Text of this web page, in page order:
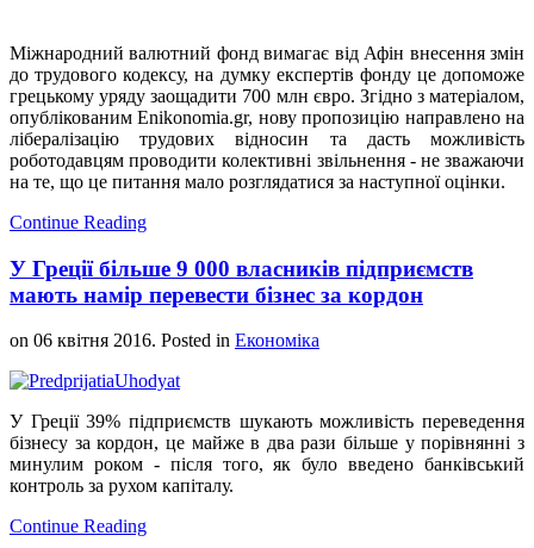
Міжнародний валютний фонд вимагає від Афін внесення змін
до трудового кодексу, на думку експертів фонду це допоможе
грецькому уряду заощадити 700 млн євро. Згідно з матеріалом,
опублікованим Εnikonomia.gr, нову пропозицію направлено на
лібералізацію трудових відносин та дасть можливість
роботодавцям проводити колективні звільнення - не зважаючи
на те, що це питання мало розглядатися за наступної оцінки.
Continue Reading
У Греції більше 9 000 власників підприємств
мають намір перевести бізнес за кордон
on 06 квітня 2016. Posted in Економіка
У Греції 39% підприємств шукають можливість переведення
бізнесу за кордон, це майже в два рази більше у порівнянні з
минулим роком - після того, як було введено банківський
контроль за рухом капіталу.
Continue Reading